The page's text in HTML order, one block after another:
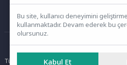
haberleri aşağıdaki iletişim
Ana Sayfa
Tüm hakları saklıdır. Sitede yer alan içerikler
Bu site, kullanıcı deneyimini
kullanmaktadır. Devam ederek bu
olursunuz.
Kabul Et